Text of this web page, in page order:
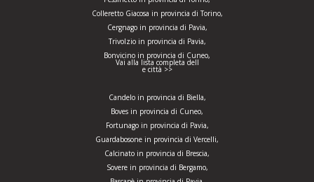
Colleretto Giacosa in provincia di Torino,
Cergnago in provincia di Pavia,
Trivolzio in provincia di Pavia,
Bonvicino in provincia di Cuneo,
Vai alla lista completa dell
e città >>
Candelo in provincia di Biella,
Boves in provincia di Cuneo,
Fortunago in provincia di Pavia,
Guardabosone in provincia di Vercelli,
Calcinato in provincia di Brescia,
Sovere in provincia di Bergamo,